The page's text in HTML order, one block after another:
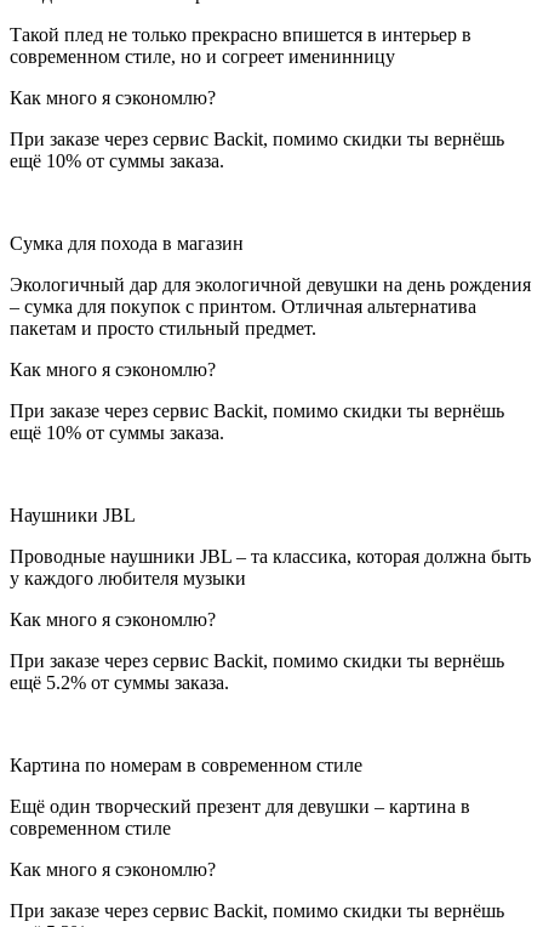
Такой плед не только прекрасно впишется в интерьер в
современном стиле, но и согреет именинницу
Как много я сэкономлю?
При заказе через сервис Backit, помимо скидки ты вернёшь
ещё 10% от суммы заказа.
Сумка для похода в магазин
Экологичный дар для экологичной девушки на день рождения
– сумка для покупок с принтом. Отличная альтернатива
пакетам и просто стильный предмет.
Как много я сэкономлю?
При заказе через сервис Backit, помимо скидки ты вернёшь
ещё 10% от суммы заказа.
Наушники JBL
Проводные наушники JBL – та классика, которая должна быть
у каждого любителя музыки
Как много я сэкономлю?
При заказе через сервис Backit, помимо скидки ты вернёшь
ещё 5.2% от суммы заказа.
Картина по номерам в современном стиле
Ещё один творческий презент для девушки – картина в
современном стиле
Как много я сэкономлю?
При заказе через сервис Backit, помимо скидки ты вернёшь